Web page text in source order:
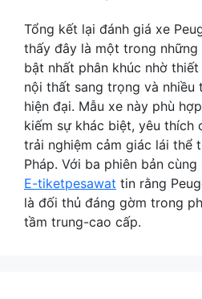
Tổng kết lại đánh giá xe
thấy đây là một trong những
bật nhất phân khúc nhờ
nội thất sang trọng và nhiều
hiện đại. Mẫu xe này phù
kiếm sự khác biệt, yêu thích
trải nghiệm cảm giác lái thể
Pháp. Với ba phiên bản
E-tiketpesawat tin rằng
là đối thủ đáng gờm trong
tầm trung-cao cấp.